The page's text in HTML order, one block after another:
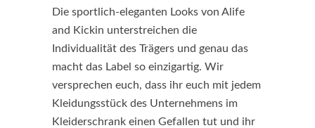
Die sportlich-eleganten Looks von Alife
and Kickin unterstreichen die
Individualität des Trägers und genau das
macht das Label so einzigartig. Wir
versprechen euch, dass ihr euch mit jedem
Kleidungsstück des Unternehmens im
Kleiderschrank einen Gefallen tut und ihr